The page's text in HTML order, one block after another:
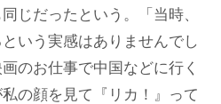
じだったという。「当時、
いう実感はありませんでし
のお仕事で中国などに行く
の顔を見て『リカ！』って